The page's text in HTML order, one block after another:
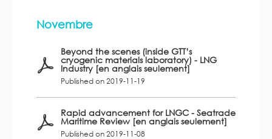
Novembre
Beyond the scenes (inside GTT’s
cryogenic materials laboratory) - LNG
Industry [en anglais seulement]
Published on 2019-11-19
Rapid advancement for LNGC - Seatrade
Maritime Review [en anglais seulement]
Published on 2019-11-08